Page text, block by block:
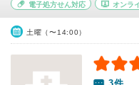
電子処方せん対応 オンラ
土曜（〜14:00）